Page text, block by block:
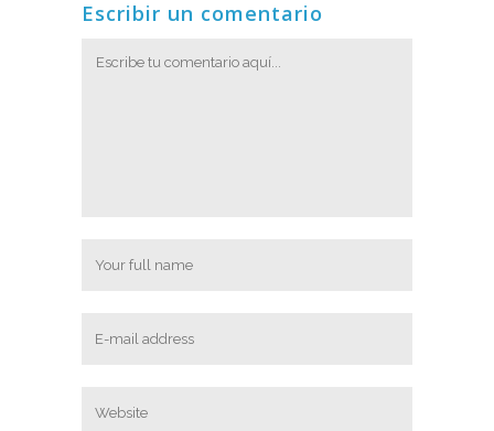
Escribir un comentario